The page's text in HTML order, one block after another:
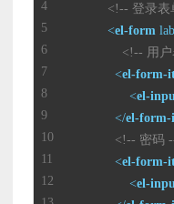
<!-- 登录表
<el-form
<!-- 用
<el-form-
<el-
</el-form-
<!-- 密码
<el-form-
<el-